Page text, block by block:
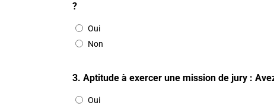
?
Oui
Non
3. Aptitude à exercer une mission de jury :
Oui